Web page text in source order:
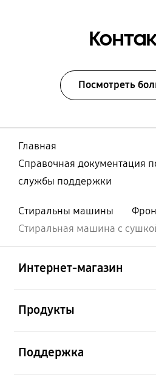
Посмотреть
Главная
Справочная документация
службы поддержки
Стиральны машины
Стиральная машина с
Интернет-магазин
Продукты
Поддержка